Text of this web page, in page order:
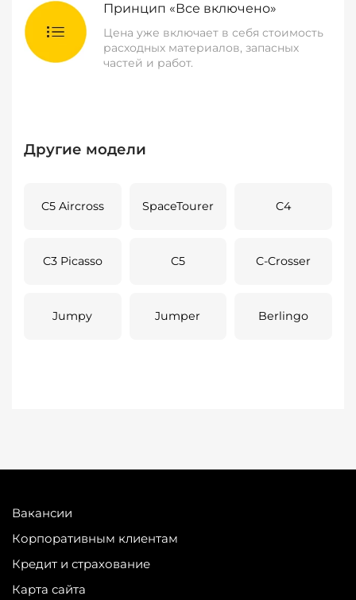
Принцип «Все включено»
Цена уже включает в себя стоимость
расходных материалов, запасных
частей и работ.
Другие модели
C5 Aircross SpaceTourer C4
C3 Picasso C5 C-Crosser
Jumpy Jumper Berlingo
Вакансии
Корпоративным клиентам
Кредит и страхование
Карта сайта